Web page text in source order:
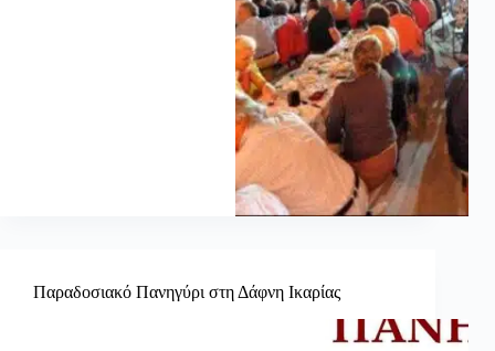
Παραδοσιακό Πανηγύρι στη Δάφνη Ικαρίας